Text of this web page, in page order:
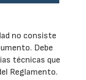
no consiste
Debe
técnicas que
Reglamento.